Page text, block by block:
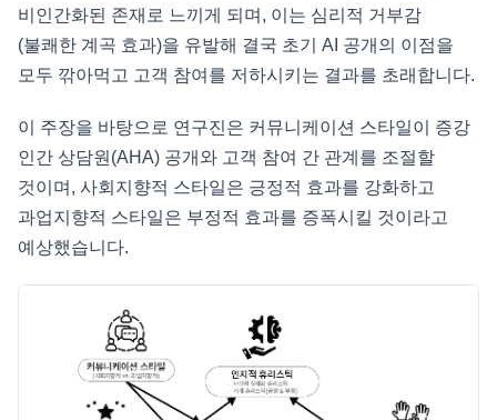
비인간화된 존재로 느끼게 되며, 이는 심리적 거부감
(불쾌한 계곡 효과)을 유발해 결국 초기 AI 공개의 이점을
모두 깎아먹고 고객 참여를 저하시키는 결과를 초래합니다.
이 주장을 바탕으로 연구진은 커뮤니케이션 스타일이 증강
인간 상담원(AHA) 공개와 고객 참여 간 관계를 조절할
것이며, 사회지향적 스타일은 긍정적 효과를 강화하고
과업지향적 스타일은 부정적 효과를 증폭시킬 것이라고
예상했습니다.